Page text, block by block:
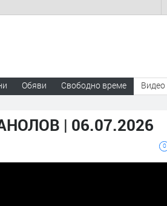
Обяви Свободно време Видео
| 06.07.2026
0